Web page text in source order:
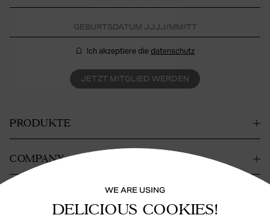
WE ARE USING
DELICIOUS COOKIES!
Ich akzeptiere die datenschutz
JETZT MITGLIED WERDEN
PRODUKTE
COMPANY